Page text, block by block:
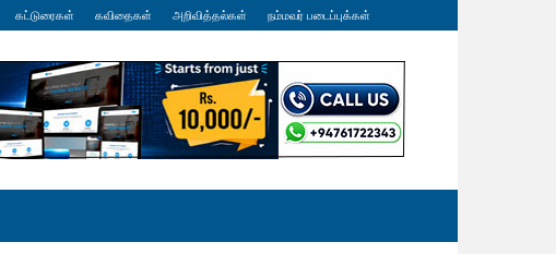
கட்டுரைகள் கவிதைகள் அறிவித்தல்கள் நம்மவர் படைப்புக்கள்